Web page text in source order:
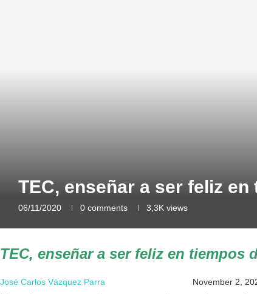
TEC, enseñar a ser feliz en
06/11/2020 0 comments 3,3K views
TEC, enseñar a ser feliz en tiempos
José Carlos Vázquez Parra November 2,